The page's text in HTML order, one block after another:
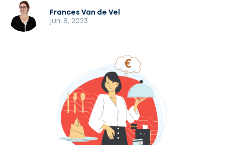
Frances Van de Vel
juni 5, 2023